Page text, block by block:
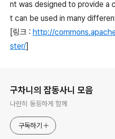
nt was designed to provide a
t can be used in many
[링크 : http://
ster/]
구차니의 잡동사니 모음
나란히 동등하게 함께
구독하기